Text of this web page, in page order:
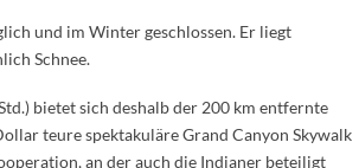
und im Winter geschlossen. Er liegt
Schnee.
bietet sich deshalb der 200 km entfernte
teure spektakuläre Grand Canyon Skywalk
an der auch die Indianer beteiligt